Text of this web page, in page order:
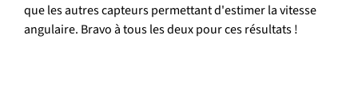
que les autres capteurs permettant d'estimer la vitesse
angulaire. Bravo à tous les deux pour ces résultats !